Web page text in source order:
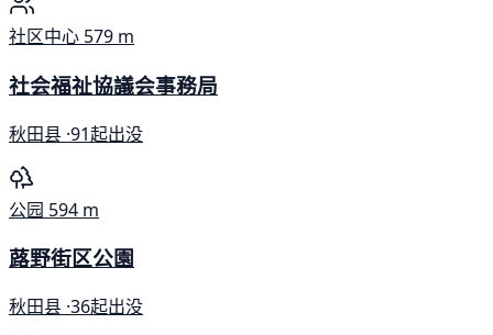
社区中心 579 m
社会福祉協議会事務局
秋田县 ·91起出没
公园 594 m
蕗野街区公園
秋田县 ·36起出没